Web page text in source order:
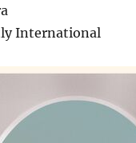
International